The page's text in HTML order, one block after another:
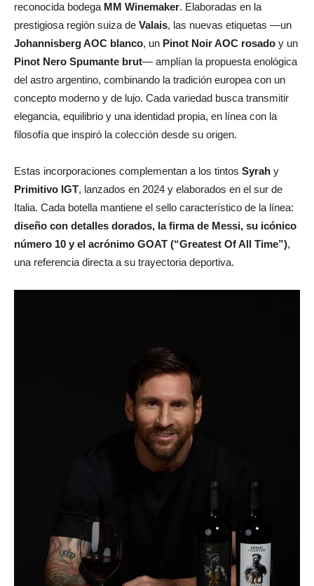
reconocida bodega MM Winemaker. Elaboradas en la
prestigiosa región suiza de Valais, las nuevas etiquetas —un
Johannisberg AOC blanco, un Pinot Noir AOC rosado y un
Pinot Nero Spumante brut— amplían la propuesta enológica
del astro argentino, combinando la tradición europea con un
concepto moderno y de lujo. Cada variedad busca transmitir
elegancia, equilibrio y una identidad propia, en línea con la
filosofía que inspiró la colección desde su origen.
Estas incorporaciones complementan a los tintos Syrah y
Primitivo IGT, lanzados en 2024 y elaborados en el sur de
Italia. Cada botella mantiene el sello característico de la línea:
diseño con detalles dorados, la firma de Messi, su icónico
número 10 y el acrónimo GOAT (“Greatest Of All Time”),
una referencia directa a su trayectoria deportiva.